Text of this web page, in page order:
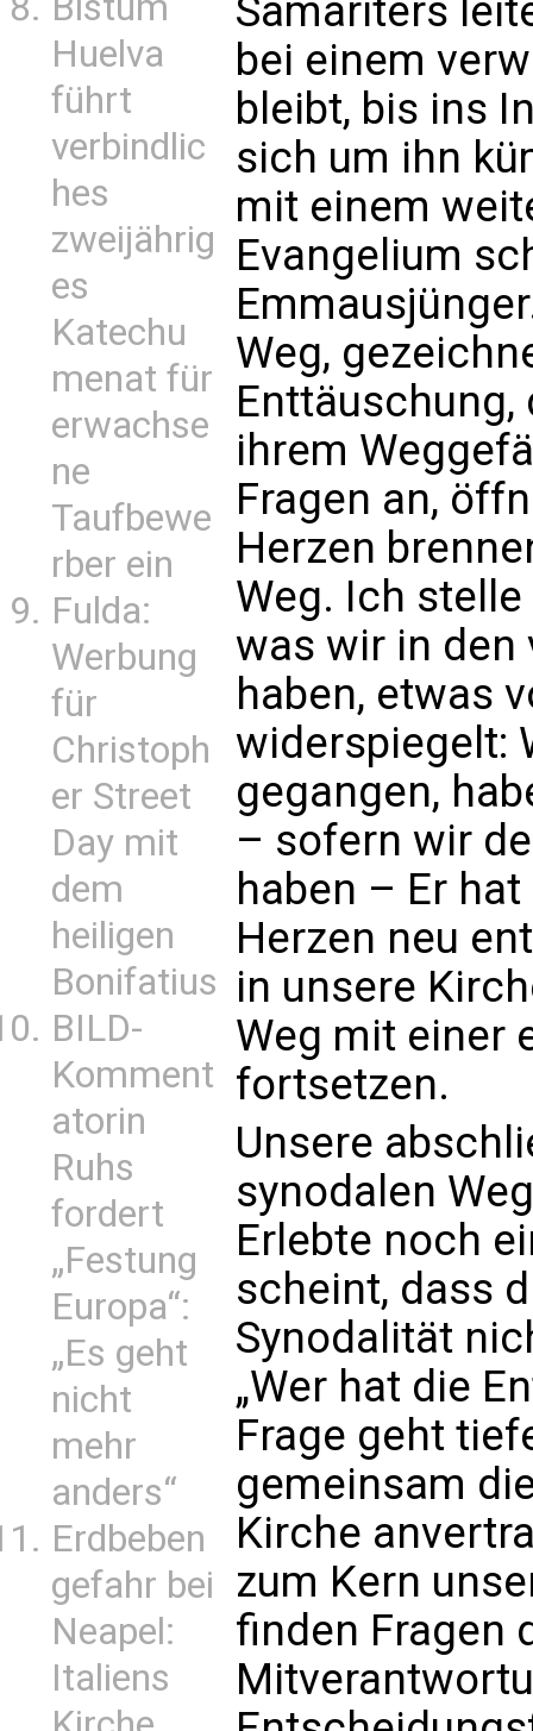
Huelva
führt
verbindlic
hes
zweijährig
es
Katechu
menat für
erwachse
ne
Taufbewe
rber ein
Fulda:
Werbung
für
Christoph
er Street
Day mit
dem
heiligen
Bonifatius
BILD-
Komment
atorin
Ruhs
fordert
„Festung
Europa“:
„Es geht
nicht
mehr
anders“
Erdbeben
gefahr bei
Neapel:
Italiens
Samariters
bei einem
bleibt, bis ins
sich um ihn
mit einem
Evangelium
Weg,
ihrem
Fragen an,
Herzen
Weg. Ich
was wir in den
haben, etwas
widerspiegelt:
gegangen,
– sofern wir
haben – Er
Herzen neu
in unsere
Weg mit einer
fortsetzen.
Unsere
synodalen
Erlebte noch
scheint, dass
Synodalität
„Wer hat die
Frage geht
gemeinsam
Kirche
zum Kern
finden Fragen